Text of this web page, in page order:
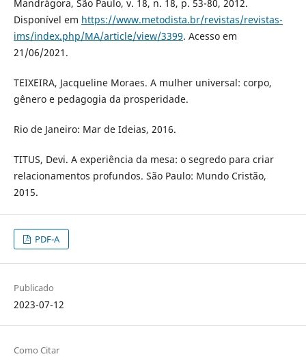
Mandrágora, São Paulo, v. 18, n. 18, p. 53-80, 2012.
Disponível em https://www.metodista.br/revistas/revistas-
ims/index.php/MA/article/view/3399. Acesso em
21/06/2021.
TEIXEIRA, Jacqueline Moraes. A mulher universal: corpo,
gênero e pedagogia da prosperidade.
Rio de Janeiro: Mar de Ideias, 2016.
TITUS, Devi. A experiência da mesa: o segredo para criar
relacionamentos profundos. São Paulo: Mundo Cristão,
2015.
PDF-A
Publicado
2023-07-12
Como Citar